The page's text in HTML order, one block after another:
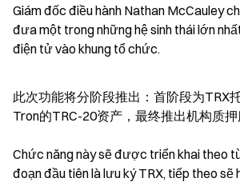
Giám đốc điều hành Nathan McCauley
đưa một trong những hệ sinh thái lớn
điện tử vào khung tổ chức.
此次功能将分阶段推出：首阶段为TRX
Tron的TRC-20资产，最终推出机构质押
Chức năng này sẽ được triển khai theo
đoạn đầu tiên là lưu ký TRX, tiếp theo sẽ